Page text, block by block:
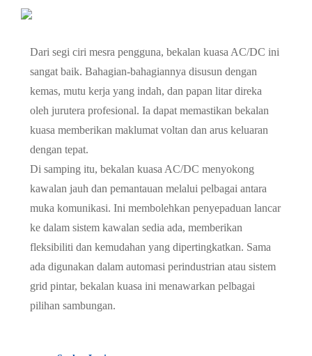
Dari segi ciri mesra pengguna, bekalan kuasa AC/DC ini
sangat baik. Bahagian-bahagiannya disusun dengan
kemas, mutu kerja yang indah, dan papan litar direka
oleh jurutera profesional. Ia dapat memastikan bekalan
kuasa memberikan maklumat voltan dan arus keluaran
dengan tepat.
Di samping itu, bekalan kuasa AC/DC menyokong
kawalan jauh dan pemantauan melalui pelbagai antara
muka komunikasi. Ini membolehkan penyepaduan lancar
ke dalam sistem kawalan sedia ada, memberikan
fleksibiliti dan kemudahan yang dipertingkatkan. Sama
ada digunakan dalam automasi perindustrian atau sistem
grid pintar, bekalan kuasa ini menawarkan pelbagai
pilihan sambungan.